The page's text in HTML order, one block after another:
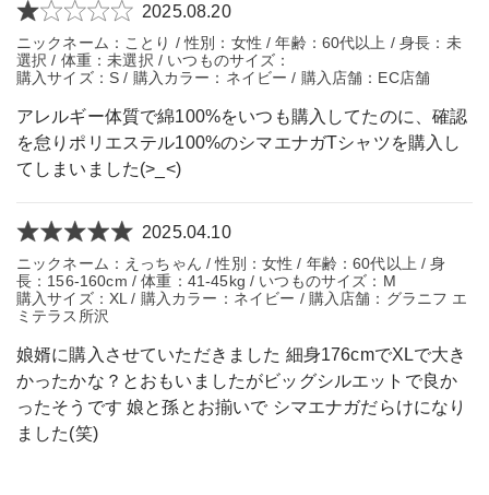
2025.08.20
ニックネーム：ことり / 性別：女性 / 年齢：60代以上 / 身長：未
選択 / 体重：未選択 / いつものサイズ：
購入サイズ：S / 購入カラー：ネイビー / 購入店舗：EC店舗
アレルギー体質で綿100%をいつも購入してたのに、確認
を怠りポリエステル100%のシマエナガTシャツを購入し
てしまいました(>_<)
2025.04.10
ニックネーム：えっちゃん / 性別：女性 / 年齢：60代以上 / 身
長：156-160cm / 体重：41-45kg / いつものサイズ：M
購入サイズ：XL / 購入カラー：ネイビー / 購入店舗：グラニフ エ
ミテラス所沢
娘婿に購入させていただきました 細身176cmでXLで大き
かったかな？とおもいましたがビッグシルエットで良か
ったそうです 娘と孫とお揃いで シマエナガだらけになり
ました(笑)